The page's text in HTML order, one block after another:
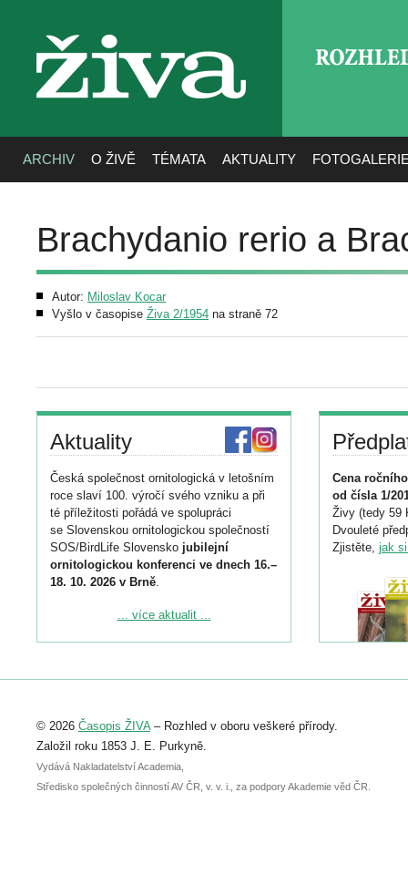
živa
ARCHIV O ŽIVĚ TÉMATA AKTUALITY
Brachydanio rerio a
Autor: Miloslav Kocar
Vyšlo v časopise Živa 2/1954 na straně 72
Aktuality
Česká společnost ornitologická v letošním
roce slaví 100. výročí svého vzniku a při
té příležitosti pořádá ve spolupráci
se Slovenskou ornitologickou společností
SOS/BirdLife Slovensko jubilejní
ornitologickou konferenci ve dnech 16.–
18. 10. 2026 v Brně.
Podrobnější informace ke konferenci
Registrovat se můžete do 6. září.
abstraktu přihlášené přednášky nebo
posteru je už 30. června.
... více aktualit ...
Cena
od čísla 1/
Živy (tedy 59
Dvouleté
Zjistěte, jak
© 2026 Časopis ŽIVA– Rozhled v oboru veškeré přírody.
Založil roku 1853 J. E. Purkyně.
Vydává Nakladatelství Academia,
Středisko společných činností AV ČR, v. v. i., za podpory Akademie věd ČR.